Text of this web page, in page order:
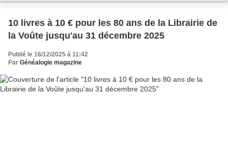
10 livres à 10 € pour les 80 ans de la Librairie de
la Voûte jusqu'au 31 décembre 2025
Publié le 16/12/2025 à 11:42
Par Généalogie magazine